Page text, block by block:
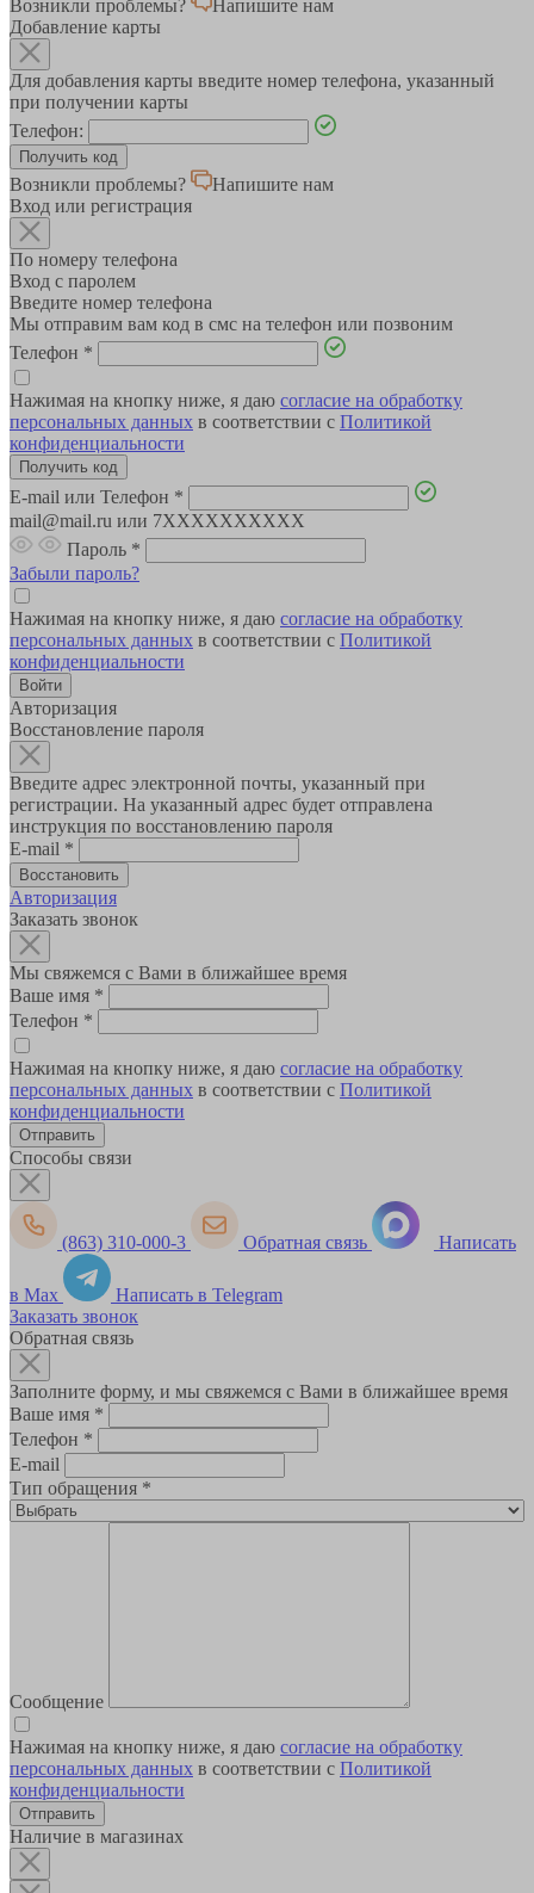
Возникли проблемы?
Напишите нам
Добавление карты
Для добавления карты введите номер телефона, указанный
при получении карты
Телефон:
Возникли проблемы?
Напишите нам
Вход или регистрация
По номеру телефона
Вход с паролем
Введите номер телефона
Мы отправим вам код в смс на телефон или позвоним
Телефон *
Нажимая на кнопку ниже, я даю согласие на обработку
персональных данных в соответствии с Политикой
конфиденциальности
E-mail или Телефон *
mail@mail.ru или 7XXXXXXXXXX
Пароль *
Забыли пароль?
Нажимая на кнопку ниже, я даю согласие на обработку
персональных данных в соответствии с Политикой
конфиденциальности
Авторизация
Восстановление пароля
Введите адрес электронной почты, указанный при
регистрации. На указанный адрес будет отправлена
инструкция по восстановлению пароля
E-mail *
Авторизация
Заказать звонок
Мы свяжемся с Вами в ближайшее время
Ваше имя *
Телефон *
Нажимая на кнопку ниже, я даю согласие на обработку
персональных данных в соответствии с Политикой
конфиденциальности
Способы связи
(863) 310-000-3 Обратная связь Написать
в Max
Написать в Telegram
Заказать звонок
Обратная связь
Заполните форму, и мы свяжемся с Вами в ближайшее время
Ваше имя *
Телефон *
E-mail
Тип обращения *
Сообщение
Нажимая на кнопку ниже, я даю согласие на обработку
персональных данных в соответствии с Политикой
конфиденциальности
Наличие в магазинах